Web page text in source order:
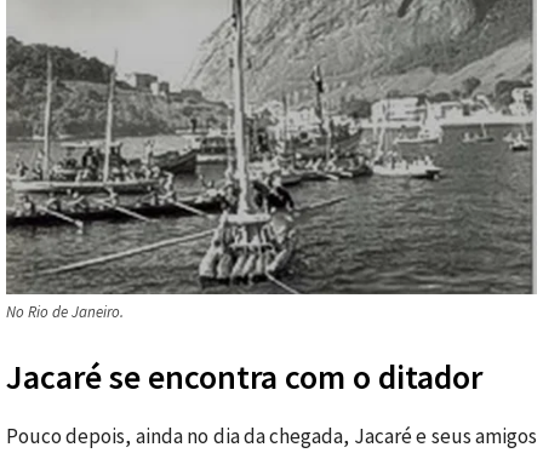
No Rio de Janeiro.
Jacaré se encontra com o ditador
Pouco depois, ainda no dia da chegada, Jacaré e seus amigos